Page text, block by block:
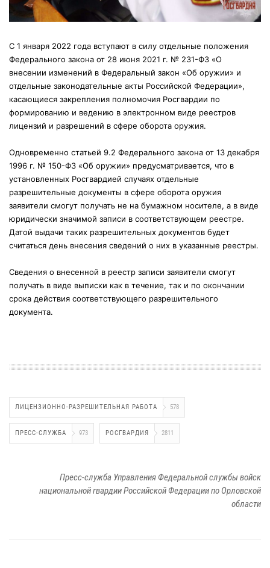
С 1 января 2022 года вступают в силу отдельные положения
Федерального закона от 28 июня 2021 г. № 231-ФЗ «О
внесении изменений в Федеральный закон «Об оружии» и
отдельные законодательные акты Российской Федерации»,
касающиеся закрепления полномочия Росгвардии по
формированию и ведению в электронном виде реестров
лицензий и разрешений в сфере оборота оружия.
Одновременно статьей 9.2 Федерального закона от 13 декабря
1996 г. № 150-ФЗ «Об оружии» предусматривается, что в
установленных Росгвардией случаях отдельные
разрешительные документы в сфере оборота оружия
заявители смогут получать не на бумажном носителе, а в виде
юридически значимой записи в соответствующем реестре.
Датой выдачи таких разрешительных документов будет
считаться день внесения сведений о них в указанные реестры.
Сведения о внесенной в реестр записи заявители смогут
получать в виде выписки как в течение, так и по окончании
срока действия соответствующего разрешительного
документа.
ЛИЦЕНЗИОННО-РАЗРЕШИТЕЛЬНАЯ РАБОТА 578
ПРЕСС-СЛУЖБА 973 РОСГВАРДИЯ 2811
Пресс-служба Управления Федеральной службы войск
национальной гвардии Российской Федерации по Орловской
области